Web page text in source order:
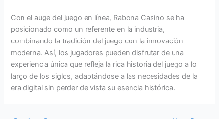
Con el auge del juego en línea, Rabona Casino se ha
posicionado como un referente en la industria,
combinando la tradición del juego con la innovación
moderna. Así, los jugadores pueden disfrutar de una
experiencia única que refleja la rica historia del juego a lo
largo de los siglos, adaptándose a las necesidades de la
era digital sin perder de vista su esencia histórica.